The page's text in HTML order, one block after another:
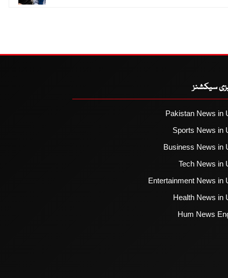
سیکشنز
Pakistan News in
Sports News in
Business News in
Tech News in
Entertainment News in
Health News in
Hum News